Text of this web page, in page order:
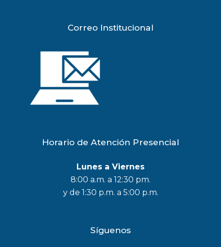
Correo Institucional
Horario de Atención Presencial
Lunes a Viernes
8:00 a.m. a 12:30 pm.
y de 1:30 p.m. a 5:00 p.m.
Síguenos